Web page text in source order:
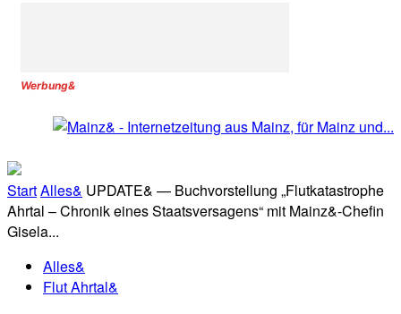
Werbung&
StartAlles& UPDATE& — Buchvorstellung „Flutkatastrophe
Ahrtal – Chronik eines Staatsversagens“ mit Mainz&-Chefin
Gisela...
Alles&
Flut Ahrtal&